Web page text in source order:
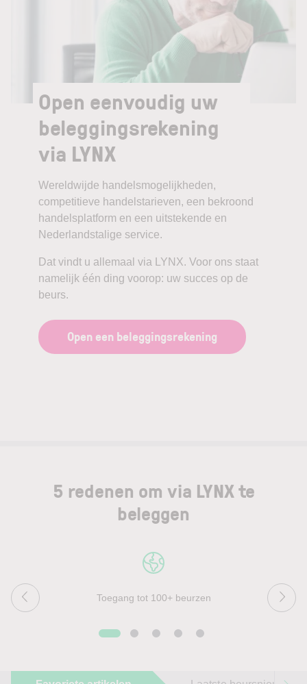
Open eenvoudig uw
beleggingsrekening
via LYNX
Wereldwijde handelsmogelijkheden,
competitieve handelstarieven, een bekroond
handelsplatform en een uitstekende en
Nederlandstalige service.
Dat vindt u allemaal via LYNX. Voor ons staat
namelijk één ding voorop: uw succes op de
beurs.
Open een beleggingsrekening
5 redenen om via LYNX te
beleggen
Toegang tot 100+ beurzen